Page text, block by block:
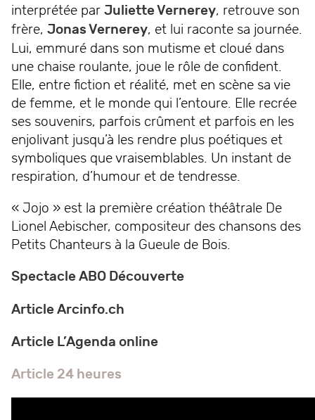
interprétée par Juliette Vernerey, retrouve son
frère, Jonas Vernerey, et lui raconte sa journée.
Lui, emmuré dans son mutisme et cloué dans
une chaise roulante, joue le rôle de confident.
Elle, entre fiction et réalité, met en scène sa vie
de femme, et le monde qui l’entoure. Elle recrée
ses souvenirs, parfois crûment et parfois en les
enjolivant jusqu’à les rendre plus poétiques et
symboliques que vraisemblables. Un instant de
respiration, d’humour et de tendresse.
« Jojo » est la première création théâtrale De
Lionel Aebischer, compositeur des chansons des
Petits Chanteurs à la Gueule de Bois.
Spectacle ABO Découverte
Article Arcinfo.ch
Article L’Agenda online
Article 24 heures